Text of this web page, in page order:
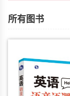
所有图书